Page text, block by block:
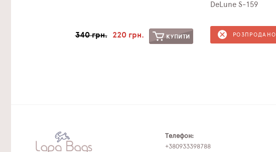
340 грн. 220 грн. КУПИТИ
DeLune S-159
РОЗПРОДАНО
Телефон:
+380933398788